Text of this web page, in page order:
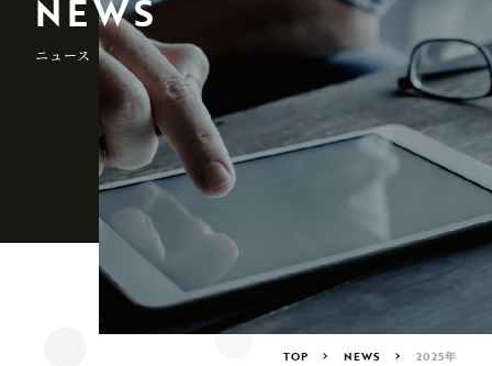
NEWS
ニュース
TOP NEWS 2025年